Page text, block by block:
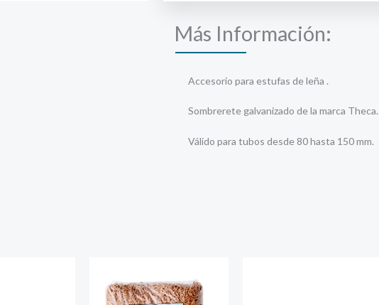
mm.
cantidad
Más Información:
Accesorio para estufas de leña .
Sombrerete galvanizado de la marca Theca.
Válido para tubos desde 80 hasta 150 mm.